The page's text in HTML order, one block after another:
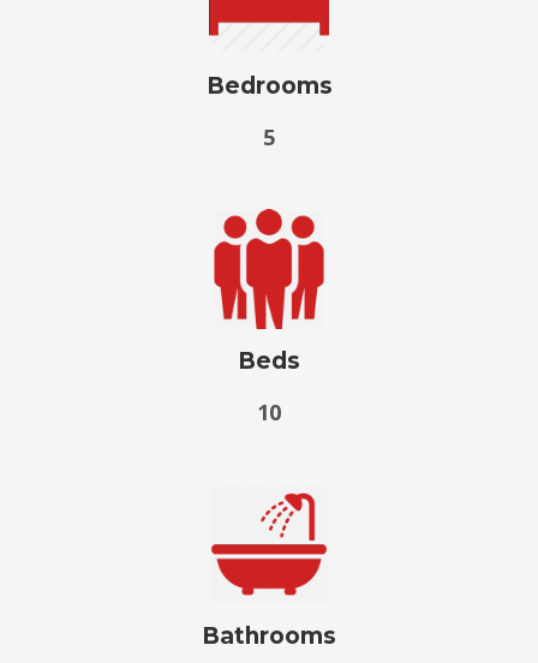
Bedrooms
5
Beds
10
Bathrooms